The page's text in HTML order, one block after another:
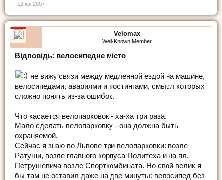
12 кві 2007
Velomax
Well-Known Member
Відповідь: велосипедне місто
не вижу связи между медленной ездой на машине,
велосипедами, авариями и постингами, смысл которых
сложно понять из-за ошибок.
Что касается велопарковок - ха-ха три раза.
Мало сделать велопарковку - она должна быть
охраняемой.
Сейчас я знаю во Львове три велопарковки: возле
Ратуши, возле главного корпуса Политеха и на пл.
Петрушевича возле Спорткомбината. Но свой велик я
бы там не оставил даже на две минуты: велосипед без